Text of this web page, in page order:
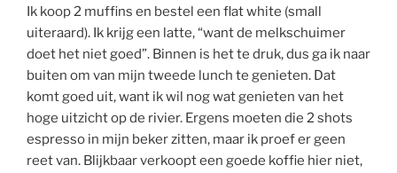
Ik koop 2 muffins en bestel een flat white (small
uiteraard). Ik krijg een latte, “want de melkschuimer
doet het niet goed”. Binnen is het te druk, dus ga ik naar
buiten om van mijn tweede lunch te genieten. Dat
komt goed uit, want ik wil nog wat genieten van het
hoge uitzicht op de rivier. Ergens moeten die 2 shots
espresso in mijn beker zitten, maar ik proef er geen
reet van. Blijkbaar verkoopt een goede koffie hier niet,